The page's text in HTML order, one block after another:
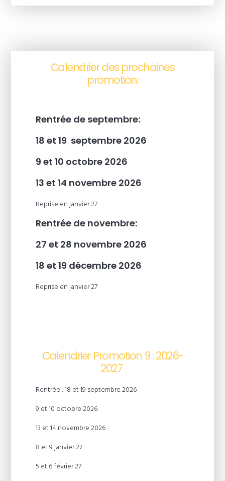
Calendrier des prochaines
promotion:
Rentrée de septembre:
18 et 19 septembre 2026
9 et 10 octobre 2026
13 et 14 novembre 2026
Reprise en janvier 27
Rentrée de novembre:
27 et 28 novembre 2026
18 et 19 décembre 2026
Reprise en janvier 27
Calendrier Promotion 9 : 2026-
2027
Rentrée : 18 et 19 septembre 2026
9 et 10 octobre 2026
13 et 14 novembre 2026
8 et 9 janvier 27
5 et 6 février 27